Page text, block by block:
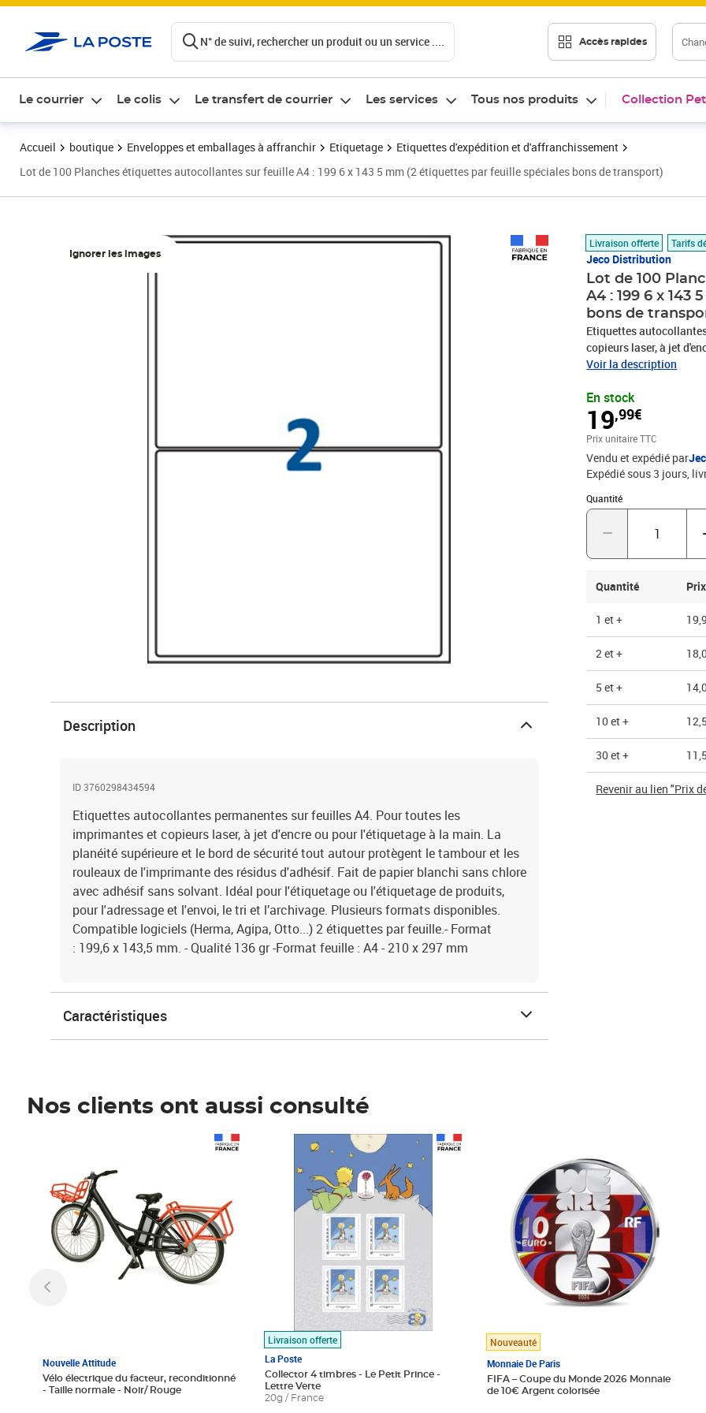
N° de suivi, rechercher un produit ou un service .... Accès rapides
Le courrier Le colis Le transfert de courrier Les services Tous nos produits Collection
Accueil boutique Enveloppes et emballages à affranchir Etiquetage
Etiquettes d'expédition et d'affranchissement
Lot de 100 Planches étiquettes autocollantes sur feuille A4 : 199 6 x 143 5 mm (2 étiquettes par feuille spéciales bons de transport)
Ignorer les images
Livraison offerte Tarifs
Jeco Distribution
Lot de 100
A4 : 199 6 x
bons de
Etiquettes
copieurs laser, à jet
bord de sécurité tout
pour l'étiquetage ou
l’archivage. Plusieurs
Otto...) 2 étiquettes
feuille : A4 - 210 x 297
Voir la description
En stock
19,99€
Prix 19,99€
Prix unitaire TTC
Vendu et expédié par
Expédié sous 3 jours
Quantité
Quantité : 1
Quantité
1 et +
2 et +
5 et +
10 et +
30 et +
Revenir au lien "Prix
Description
ID 3760298434594
Etiquettes autocollantes permanentes sur feuilles A4. Pour toutes les
imprimantes et copieurs laser, à jet d'encre ou pour l'étiquetage à la main. La
planéité supérieure et le bord de sécurité tout autour protègent le tambour et les
rouleaux de l'imprimante des résidus d'adhésif. Fait de papier blanchi sans chlore
avec adhésif sans solvant. Idéal pour l'étiquetage ou l'étiquetage de produits,
pour l'adressage et l'envoi, le tri et l’archivage. Plusieurs formats disponibles.
Compatible logiciels (Herma, Agipa, Otto...) 2 étiquettes par feuille.- Format
: 199,6 x 143,5 mm. - Qualité 136 gr -Format feuille : A4 - 210 x 297 mm
Caractéristiques
Nos clients ont aussi consulté
Nouvelle Attitude
Vélo électrique du facteur, reconditionné
- Taille normale - Noir/ Rouge
Livraison offerte
La Poste
Collector 4 timbres - Le Petit Prince -
Lettre Verte
20g / France
Prix 7,50€
Nouveauté
Monnaie De Paris
FIFA – Coupe du Monde 2026 Monnaie
de 10€ Argent colorisée